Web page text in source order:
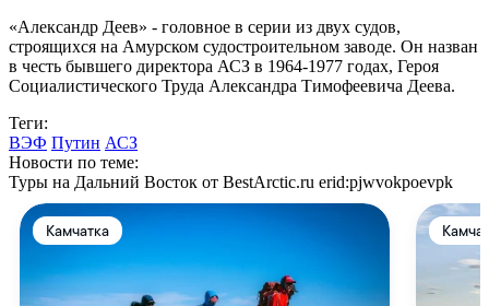
«Александр Деев» - головное в серии из двух судов,
строящихся на Амурском судостроительном заводе. Он назван
в честь бывшего директора АСЗ в 1964-1977 годах, Героя
Социалистического Труда Александра Тимофеевича Деева.
Теги:
ВЭФ Путин АСЗ
Новости по теме:
Туры на Дальний Восток от BestArctic.ru erid:pjwvokpoevpk